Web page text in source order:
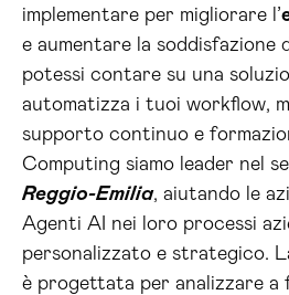
implementare per migliorare l’
e aumentare la soddisfazione
potessi contare su una
automatizza i tuoi workflow,
supporto continuo e
Computing siamo leader nel
Reggio-Emilia, aiutando le
Agenti AI nei loro processi
personalizzato e strategico.
è progettata per analizzare a